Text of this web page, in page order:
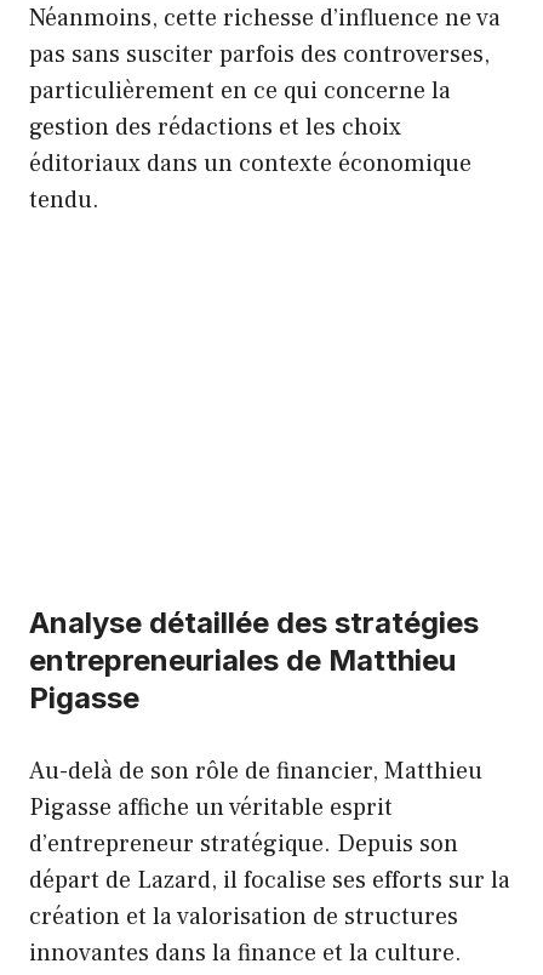
Néanmoins, cette richesse d’influence ne va
pas sans susciter parfois des controverses,
particulièrement en ce qui concerne la
gestion des rédactions et les choix
éditoriaux dans un contexte économique
tendu.
Analyse détaillée des stratégies
entrepreneuriales de Matthieu
Pigasse
Au-delà de son rôle de financier, Matthieu
Pigasse affiche un véritable esprit
d’entrepreneur stratégique. Depuis son
départ de Lazard, il focalise ses efforts sur la
création et la valorisation de structures
innovantes dans la finance et la culture.